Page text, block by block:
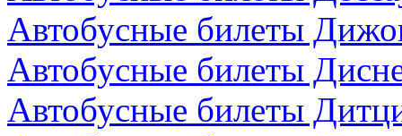
Автобусные билеты
Автобусные билеты
Автобусные билеты